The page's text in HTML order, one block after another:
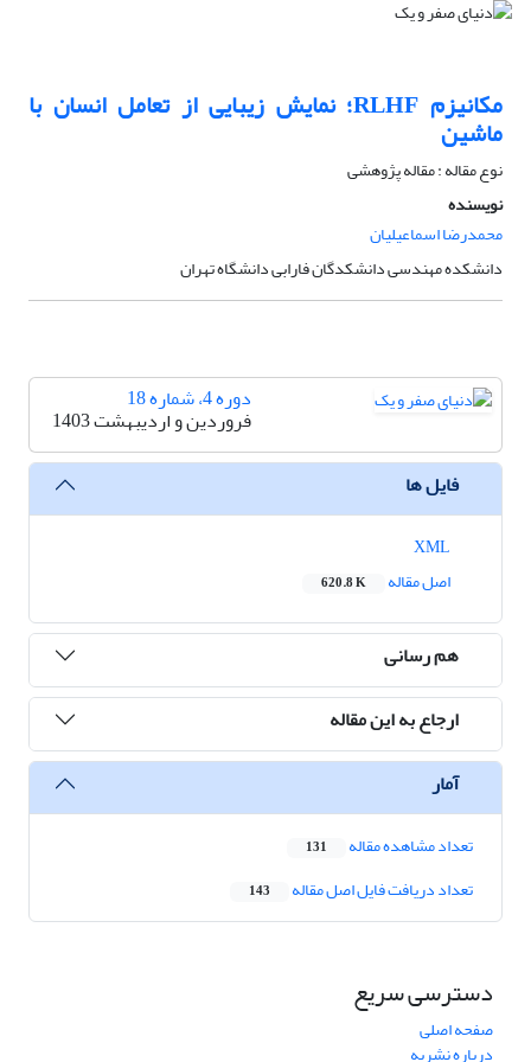
مکانیزم RLHF؛ نمایش زیبایی از تعامل انسان با
ماشین
نوع مقاله : مقاله پژوهشی
نویسنده
محمدرضا اسماعیلیان
دانشکده مهندسی دانشکدگان فارابی دانشگاه تهران
دوره 4، شماره 18
فروردین و اردیبهشت 1403
فایل ها
اصل مقاله
620.8 K
هم رسانی
ارجاع به این مقاله
آمار
تعداد مشاهده مقاله 131
تعداد دریافت فایل اصل مقاله 143
دسترسی سریع
صفحه اصلی
درباره نشریه